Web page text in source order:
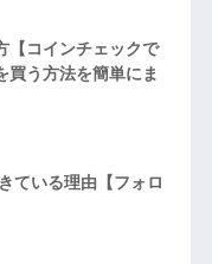
【コインチェックで
買う方法を簡単にま
ている理由【フォロ